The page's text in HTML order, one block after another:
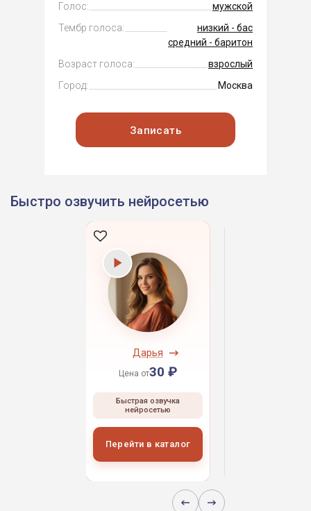
Голос:
мужской
Тембр голоса:
низкий - бас
средний - баритон
Возраст голоса:
взрослый
Город:
Москва
Записать
Быстро озвучить нейросетью
Дарья
Цена от30 ₽
Быстрая озвучка
нейросетью
Перейти в каталог